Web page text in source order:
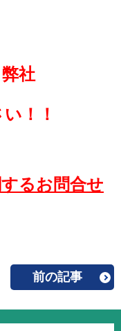
社
！！
るお問合せ
前の記事